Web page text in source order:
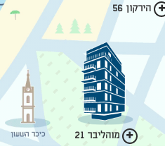
הירקון 56
מוהליבר 21